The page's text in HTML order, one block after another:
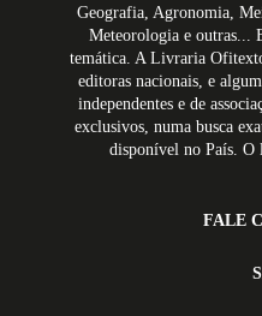
Geografia, Agronomia,
Meteorologia e outras...
temática. A Livraria
editoras nacionais, e
independentes e de
exclusivos, numa busca
disponível no País. O
FALE